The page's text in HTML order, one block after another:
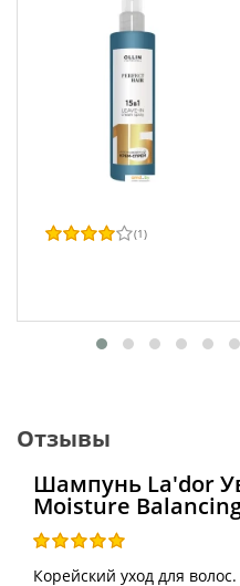
(1)
Отзывы
Шампунь La'dor
Moisture
Корейский уход для